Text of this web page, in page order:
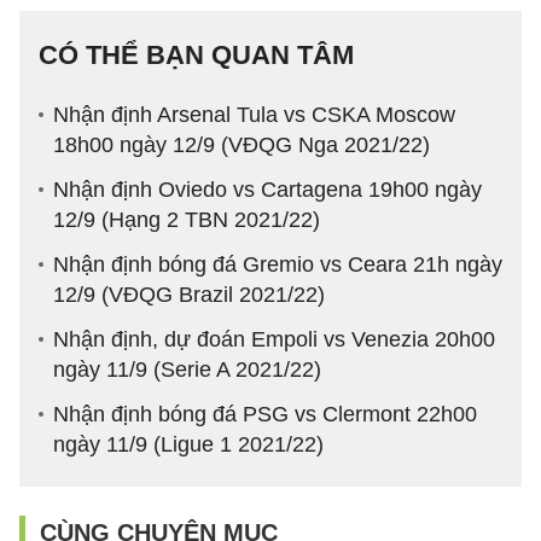
CÓ THỂ BẠN QUAN TÂM
Nhận định Arsenal Tula vs CSKA Moscow
18h00 ngày 12/9 (VĐQG Nga 2021/22)
Nhận định Oviedo vs Cartagena 19h00 ngày
12/9 (Hạng 2 TBN 2021/22)
Nhận định bóng đá Gremio vs Ceara 21h ngày
12/9 (VĐQG Brazil 2021/22)
Nhận định, dự đoán Empoli vs Venezia 20h00
ngày 11/9 (Serie A 2021/22)
Nhận định bóng đá PSG vs Clermont 22h00
ngày 11/9 (Ligue 1 2021/22)
CÙNG CHUYÊN MỤC